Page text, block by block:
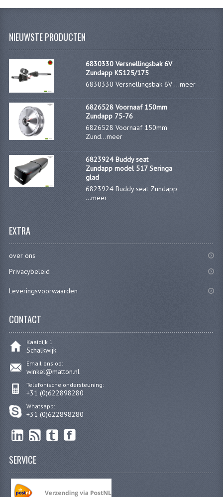
SPIEGELS
STUREN
TELLER ONDERDELEN
TELLERS COMPLEET
SPATBORDEN EN KENTEKENPLATEN
VERLICHTING EN ELEKTRA
VOORVORK 517
NIEUWSTE PRODUCTEN
6830330 Versnellingsbak 6V
Zundapp KS125/175
6830330 Versnellingsbak 6V ...meer
6826528 Voornaaf 150mm
Zundapp 75-76
6826528 Voornaaf 150mm
Zund...meer
6823924 Buddy seat
Zundapp model 517 Seringa
glad
6823924 Buddy seat Zundapp
...meer
EXTRA
over ons
Privacybeleid
Leveringsvoorwaarden
CONTACT
Kaaidijk 1
Schalkwijk
Email ons op:
winkel@matton.nl
Telefonische ondersteuning:
+31 (0)622898280
Whatsapp:
+31 (0)622898280
SERVICE